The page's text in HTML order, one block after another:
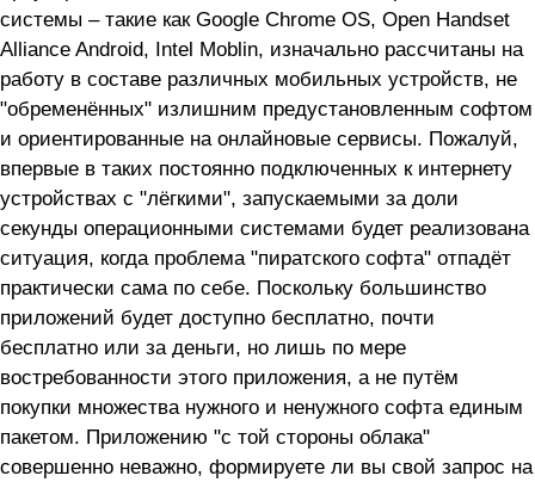
системы – такие как Google Chrome OS, Open Handset
Alliance Android, Intel Moblin, изначально рассчитаны на
работу в составе различных мобильных устройств, не
"обременённых" излишним предустановленным софтом
и ориентированные на онлайновые сервисы. Пожалуй,
впервые в таких постоянно подключенных к интернету
устройствах с "лёгкими", запускаемыми за доли
секунды операционными системами будет реализована
ситуация, когда проблема "пиратского софта" отпадёт
практически сама по себе. Поскольку большинство
приложений будет доступно бесплатно, почти
бесплатно или за деньги, но лишь по мере
востребованности этого приложения, а не путём
покупки множества нужного и ненужного софта единым
пакетом. Приложению "с той стороны облака"
совершенно неважно, формируете ли вы свой запрос на